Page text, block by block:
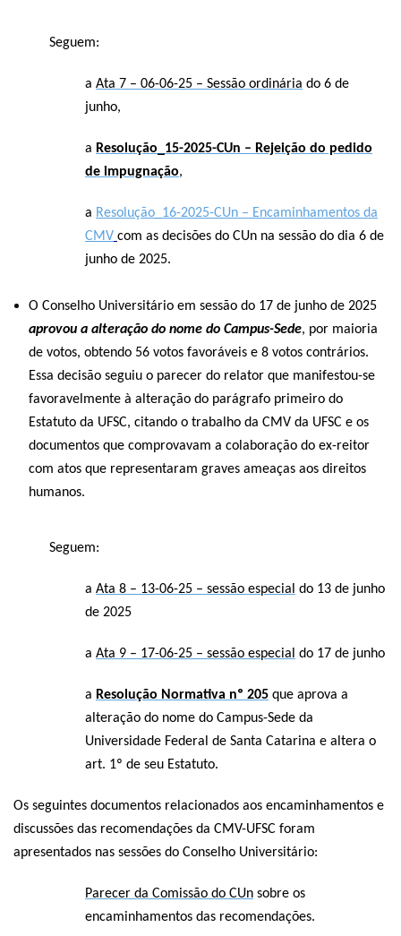
Seguem:
a Ata 7 – 06-06-25 – Sessão ordinária do 6 de
junho,
a Resolução_15-2025-CUn – Rejeição do pedido
de impugnação,
a Resolução_16-2025-CUn – Encaminhamentos da
CMV com as decisões do CUn na sessão do dia 6 de
junho de 2025.
O Conselho Universitário em sessão do 17 de junho de 2025
aprovou a alteração do nome do Campus-Sede, por maioria
de votos, obtendo 56 votos favoráveis e 8 votos contrários.
Essa decisão seguiu o parecer do relator que manifestou-se
favoravelmente à alteração do parágrafo primeiro do
Estatuto da UFSC, citando o trabalho da CMV da UFSC e os
documentos que comprovavam a colaboração do ex-reitor
com atos que representaram graves ameaças aos direitos
humanos.
Seguem:
a Ata 8 – 13-06-25 – sessão especial do 13 de junho
de 2025
a Ata 9 – 17-06-25 – sessão especial do 17 de junho
a Resolução Normativa nº 205 que aprova a
alteração do nome do Campus-Sede da
Universidade Federal de Santa Catarina e altera o
art. 1º de seu Estatuto.
Os seguintes documentos relacionados aos encaminhamentos e
discussões das recomendações da CMV-UFSC foram
apresentados nas sessões do Conselho Universitário:
Parecer da Comissão do CUn sobre os
encaminhamentos das recomendações.